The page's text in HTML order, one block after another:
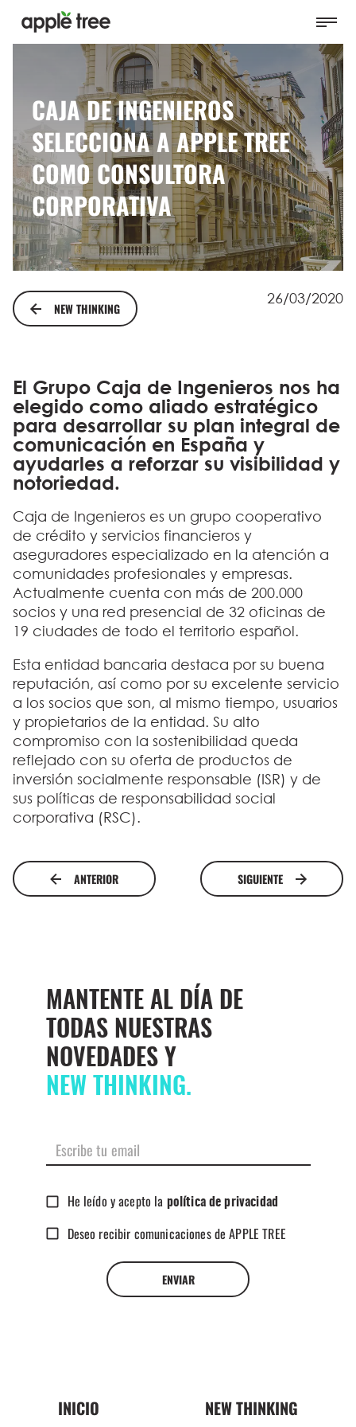
CAJA DE INGENIEROS
SELECCIONA A APPLE TREE
COMO CONSULTORA
CORPORATIVA
NEW THINKING
26/03/2020
El Grupo Caja de Ingenieros nos ha
elegido como aliado estratégico
para desarrollar su plan integral de
comunicación en España y
ayudarles a reforzar su visibilidad y
notoriedad.
Caja de Ingenieros es un grupo cooperativo
de crédito y servicios financieros y
aseguradores especializado en la atención a
comunidades profesionales y empresas.
Actualmente cuenta con más de 200.000
socios y una red presencial de 32 oficinas de
19 ciudades de todo el territorio español.
Esta entidad bancaria destaca por su buena
reputación, así como por su excelente servicio
a los socios que son, al mismo tiempo, usuarios
y propietarios de la entidad. Su alto
compromiso con la sostenibilidad queda
reflejado con su oferta de productos de
inversión socialmente responsable (ISR) y de
sus políticas de responsabilidad social
corporativa (RSC).
ANTERIOR SIGUIENTE
MANTENTE AL DÍA DE
TODAS NUESTRAS
NOVEDADES Y
NEW THINKING.
He leído y acepto la política de privacidad
Deseo recibir comunicaciones de APPLE TREE
ENVIAR
INICIO
NEW THINKING